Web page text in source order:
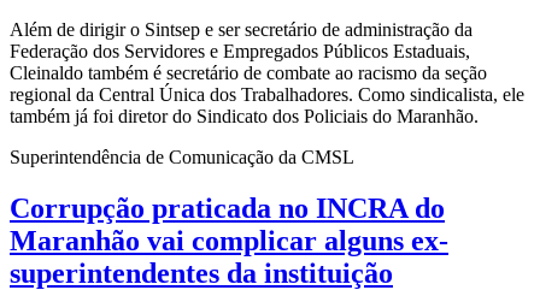
Além de dirigir o Sintsep e ser secretário de administração da
Federação dos Servidores e Empregados Públicos Estaduais,
Cleinaldo também é secretário de combate ao racismo da seção
regional da Central Única dos Trabalhadores. Como sindicalista, ele
também já foi diretor do Sindicato dos Policiais do Maranhão.
Superintendência de Comunicação da CMSL
Corrupção praticada no INCRA do
Maranhão vai complicar alguns ex-
superintendentes da instituição